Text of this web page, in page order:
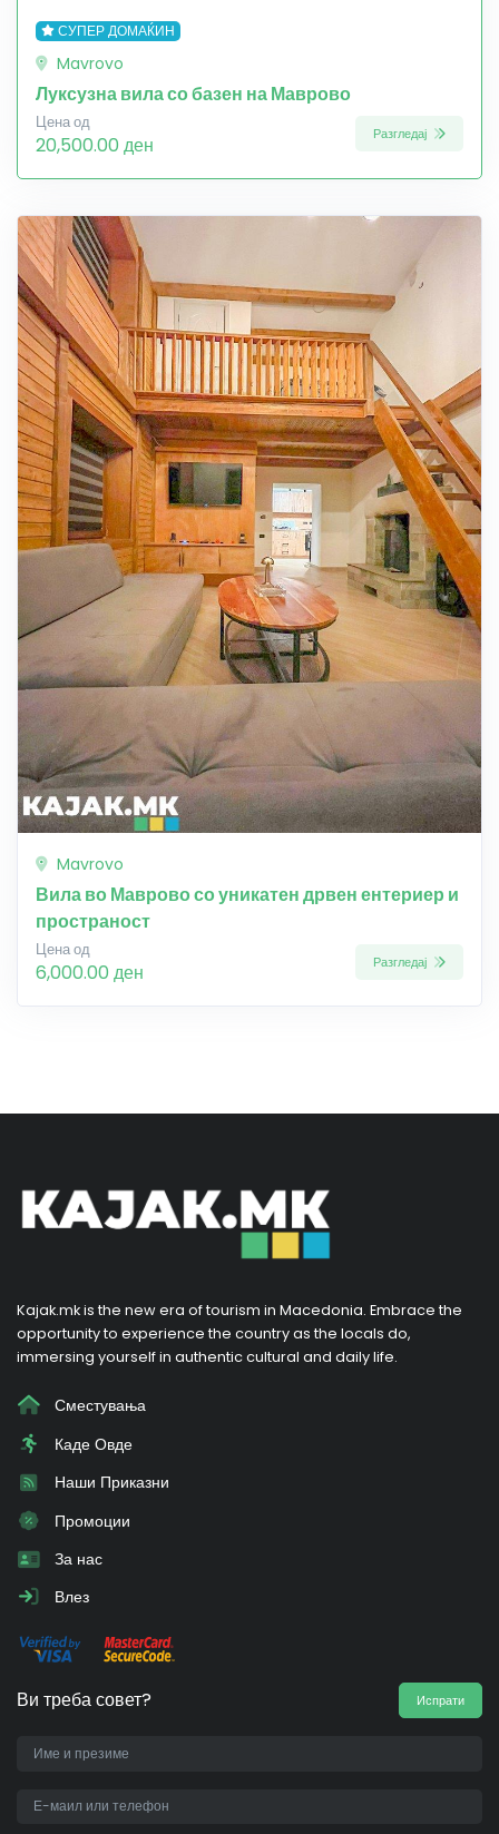
СУПЕР ДОМАЌИН
Mavrovo
Луксузна вила со базен на Маврово
Цена од
20,500.00 ден Разгледај
Mavrovo
Вила во Маврово со уникатен дрвен ентериер и
пространост
Цена од
6,000.00 ден Разгледај
Kajak.mk is the new era of tourism in Macedonia. Embrace the
opportunity to experience the country as the locals do,
immersing yourself in authentic cultural and daily life.
Сместувања
Каде Овде
Наши Приказни
Промоции
За нас
Влез
Ви треба совет? Испрати